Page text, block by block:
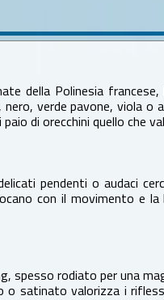
della Polinesia
verde pavone, viola o
di orecchini quello che
pendenti o audaci
con il movimento e
spesso rodiato per una
satinato valorizza i